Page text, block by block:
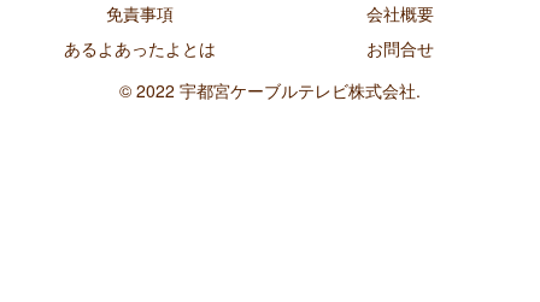
免責事項
会社概要
あるよあったよとは
お問合せ
© 2022 宇都宮ケーブルテレビ株式会社.